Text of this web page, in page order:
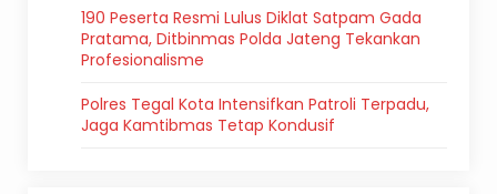
190 Peserta Resmi Lulus Diklat Satpam Gada
Pratama, Ditbinmas Polda Jateng Tekankan
Profesionalisme
Polres Tegal Kota Intensifkan Patroli Terpadu,
Jaga Kamtibmas Tetap Kondusif